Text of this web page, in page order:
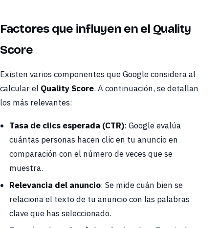
Factores que influyen en el Quality
Score
Existen varios componentes que Google considera al
calcular el Quality Score. A continuación, se detallan
los más relevantes:
Tasa de clics esperada (CTR): Google evalúa
cuántas personas hacen clic en tu anuncio en
comparación con el número de veces que se
muestra.
Relevancia del anuncio: Se mide cuán bien se
relaciona el texto de tu anuncio con las palabras
clave que has seleccionado.